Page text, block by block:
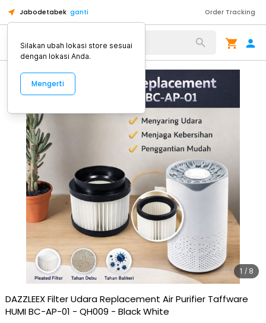
Jabodetabek ganti Order Tracking
Alat Kopi
1 / 8
DAZZLEEX Filter Udara Replacement Air Purifier Taffware
HUMI BC-AP-01 - QH009 - Black White
Silakan ubah lokasi store sesuai
dengan lokasi Anda.
Mengerti